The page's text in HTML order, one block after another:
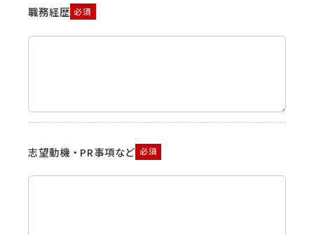
職務経歴 必須
志望動機・PR事項など 必須